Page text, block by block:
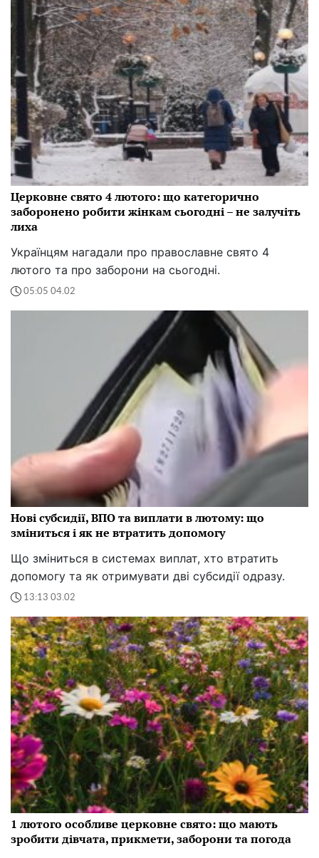
Церковне свято 4 лютого: що категорично
заборонено робити жінкам сьогодні – не залучіть
лиха
Українцям нагадали про православне свято 4
лютого та про заборони на сьогодні.
05:05 04.02
Нові субсидії, ВПО та виплати в лютому: що
зміниться і як не втратить допомогу
Що зміниться в системах виплат, хто втратить
допомогу та як отримувати дві субсидії одразу.
13:13 03.02
1 лютого особливе церковне свято: що мають
зробити дівчата, прикмети, заборони та погода